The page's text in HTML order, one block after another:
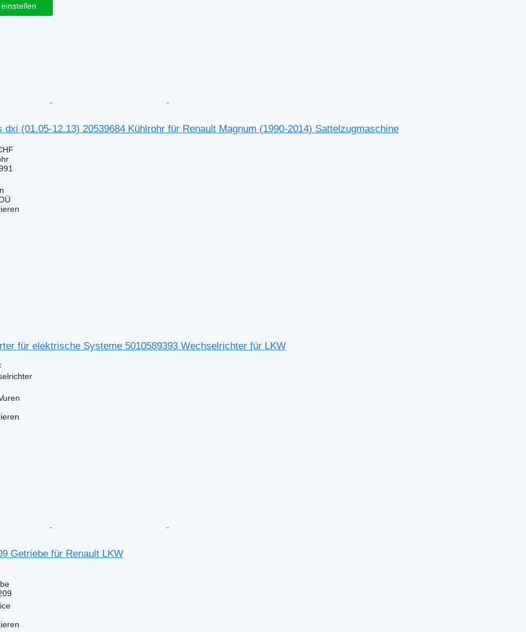
dxi (01.05-12.13) 20539684 Kühlrohr für Renault Magnum (1990-2014) Sattelzugmaschine
für elektrische Systeme 5010589393 Wechselrichter für LKW
Getriebe für Renault LKW